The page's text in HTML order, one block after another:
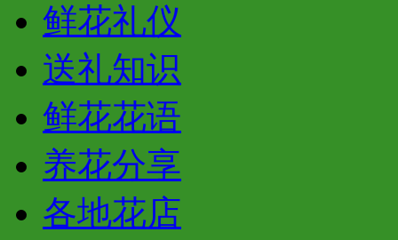
鲜花礼仪
送礼知识
鲜花花语
养花分享
各地花店